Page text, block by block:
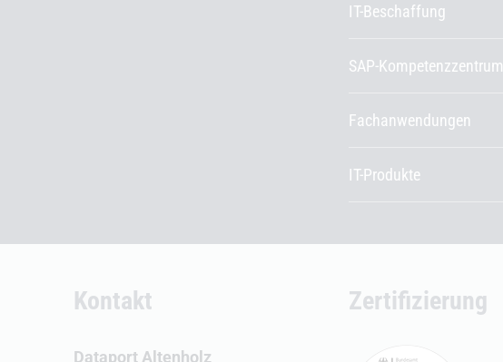
IT-Beschaffung
SAP-Kompetenzzentrum
Fachanwendungen
IT-Produkte
Kontakt
Dataport Altenholz
Zertifizierung